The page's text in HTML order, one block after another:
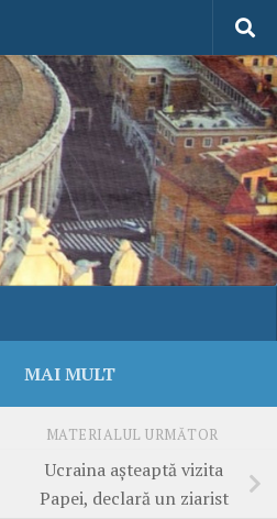
MAI MULT
MATERIALUL URMĂTOR
Ucraina aşteaptă vizita
Papei, declară un ziarist